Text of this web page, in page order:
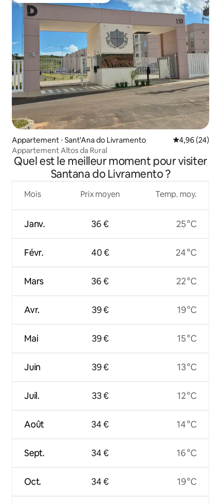
Appartement ⋅ Sant'Ana do Livramento Évaluation
4,96 (24)
Appartement Altos da Rural
Quel est le meilleur moment pour visiter
Santana do Livramento ?
Mois
Janv.
Févr.
Mars
Avr.
Mai
Juin
Juil.
Août
Sept.
Oct.
Prix moyen
36 €
40 €
36 €
39 €
39 €
39 €
33 €
34 €
34 €
34 €
Temp. moy.
25 °C
24 °C
22 °C
19 °C
15 °C
13 °C
12 °C
14 °C
16 °C
19 °C